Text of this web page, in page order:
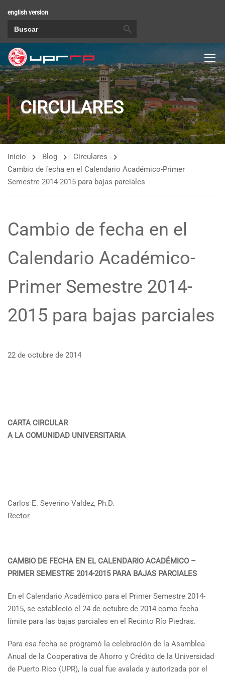
english version
CIRCULARES
Inicio Blog
Circulares
Cambio de fecha en el Calendario Académico-Primer
Semestre 2014-2015 para bajas parciales
Cambio de fecha en el
Calendario Académico-
Primer Semestre 2014-
2015 para bajas parciales
22 de octubre de 2014
CARTA CIRCULAR
A LA COMUNIDAD UNIVERSITARIA
Carlos E. Severino Valdez, Ph.D.
Rector
CAMBIO DE FECHA EN EL CALENDARIO ACADÉMICO –
PRIMER SEMESTRE 2014-2015 PARA BAJAS PARCIALES
En el Calendario Académico para el Primer Semestre 2014-
2015, se estableció el 24 de octubre de 2014 como fecha
límite para las bajas parciales en el Recinto Río Piedras.
Para esa fecha se programó la celebración de la Asamblea
Anual de la Cooperativa de Ahorro y Crédito de la Universidad
de Puerto Rico (UPR), la cual fue avalada y autorizada por el